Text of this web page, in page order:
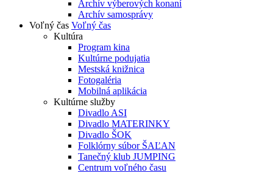
Archív výberových konaní
Archív samosprávy
Voľný čas Voľný čas
Kultúra
Program kina
Kultúrne podujatia
Mestská knižnica
Fotogaléria
Mobilná aplikácia
Kultúrne služby
Divadlo ASI
Divadlo MATERINKY
Divadlo ŠOK
Folklórny súbor ŠAĽAN
Tanečný klub JUMPING
Centrum voľného času